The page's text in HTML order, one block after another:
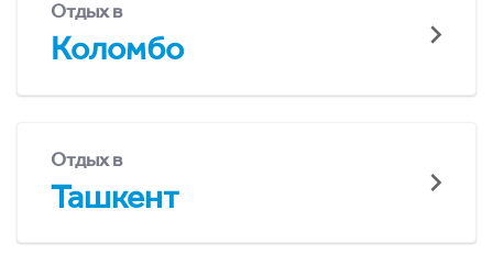
Отдых в
Коломбо
Отдых в
Ташкент